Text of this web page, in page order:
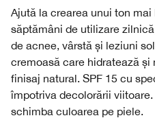
Ajută la crearea unui ton
săptămâni de utilizare
de acnee, vârstă și leziuni
cremoasă care hidratează și
finisaj natural. SPF 15 cu
împotriva decolorării
schimba culoarea pe piele.